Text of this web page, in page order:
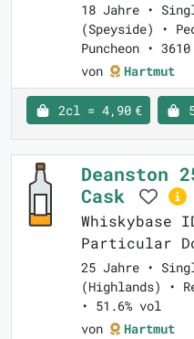
18 Jahre •
(Speyside) •
Puncheon •
von
Hartmut
2cl = 4,90 €
Deanston
Cask
Whiskybase
Particular
25 Jahre •
(Highlands) •
• 51.6% vol
von
Hartmut